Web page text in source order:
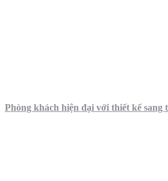
Phòng khách hiện đại với thiết kế sang